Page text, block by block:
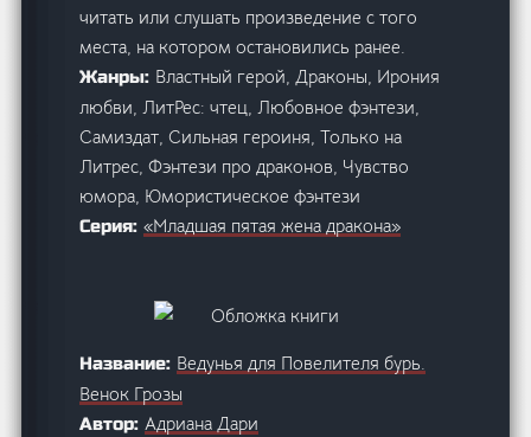
читать или слушать произведение с того
места, на котором остановились ранее.
Жанры: Властный герой, Драконы, Ирония
любви, ЛитРес: чтец, Любовное фэнтези,
Самиздат, Сильная героиня, Только на
Литрес, Фэнтези про драконов, Чувство
юмора, Юмористическое фэнтези
Серия:«Младшая пятая жена дракона»
Название: Ведунья для Повелителя бурь.
Венок Грозы
Автор:Адриана Дари